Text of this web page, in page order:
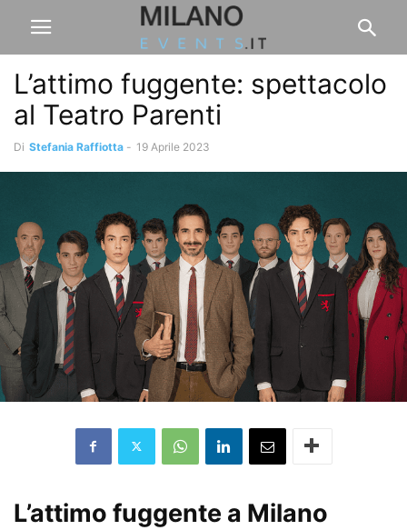
L’attimo fuggente: spettacolo
al Teatro Parenti
Di Stefania Raffiotta - 19 Aprile 2023
L’attimo fuggente a Milano